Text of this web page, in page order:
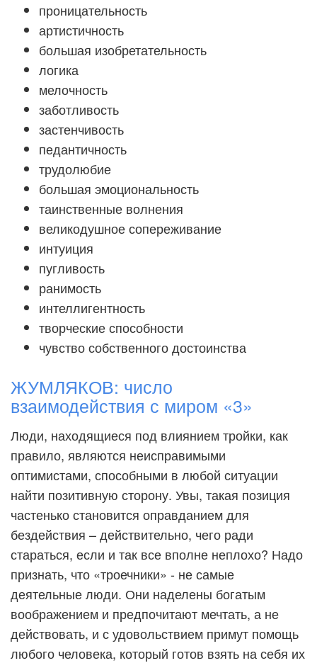
проницательность
артистичность
большая изобретательность
логика
мелочность
заботливость
застенчивость
педантичность
трудолюбие
большая эмоциональность
таинственные волнения
великодушное сопереживание
интуиция
пугливость
ранимость
интеллигентность
творческие способности
чувство собственного достоинства
ЖУМЛЯКОВ: число
взаимодействия с миром «3»
Люди, находящиеся под влиянием тройки, как
правило, являются неисправимыми
оптимистами, способными в любой ситуации
найти позитивную сторону. Увы, такая позиция
частенько становится оправданием для
бездействия – действительно, чего ради
стараться, если и так все вполне неплохо? Надо
признать, что «троечники» - не самые
деятельные люди. Они наделены богатым
воображением и предпочитают мечтать, а не
действовать, и с удовольствием примут помощь
любого человека, который готов взять на себя их